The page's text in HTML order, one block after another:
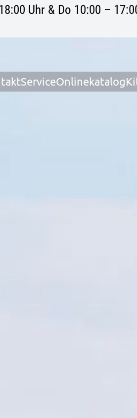
Uhr & Do 10:00 –
ServiceOnlinekatalog